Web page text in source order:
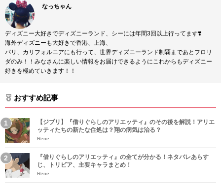
なっちゃん
ディズニー大好きでディズニーランド、シーには年間3回以上行ってます❣️
海外ディズニーも大好きで香港、上海、
パリ、カリフォルニアにも行って、世界ディズニーランド制覇まであとフロリ
ダのみ！！みなさんに楽しい情報をお届けできるようにこれからもディズニー
好きを極めていきます！！
おすすめ記事
【ジブリ】『借りぐらしのアリエッティ』のその後を解説！アリエ
ッティたちの新たな住処は？翔の病気は治る？
Rene
『借りぐらしのアリエッティ』の全てが分かる！ネタバレあらす
じ、トリビア、主要キャラまとめ！
Rene